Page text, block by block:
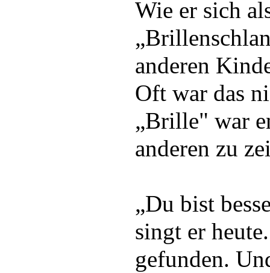
Wie er sich
anderen
Oft war das
„Brille" war
anderen zu
„Du bist
singt er
gefunden.